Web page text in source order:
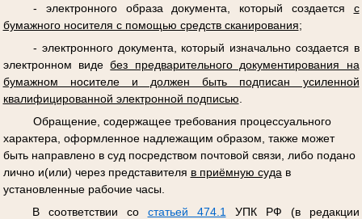
- электронного образа документа, который создается с
бумажного носителя с помощью средств сканирования;
- электронного документа, который изначально создается в
электронном видебез предварительного документирования на
бумажном носителе и должен быть подписан усиленной
квалифицированной электронной подписью
Обращение, содержащее требования процессуального
характера, оформленное надлежащим образом, также может
быть направлено в суд посредством почтовой связи, либо подано
лично и(или) через представителя в приёмную суда в
установленные рабочие часы.
В соответствии со статьей 474.1
УПК РФ (в редакции